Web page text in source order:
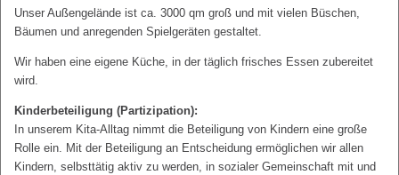
Unser Außengelände ist ca. 3000 qm groß und mit vielen Büschen,
Bäumen und anregenden Spielgeräten gestaltet.
Wir haben eine eigene Küche, in der täglich frisches Essen zubereitet
wird.
Kinderbeteiligung (Partizipation):
In unserem Kita-Alltag nimmt die Beteiligung von Kindern eine große
Rolle ein. Mit der Beteiligung an Entscheidung ermöglichen wir allen
Kindern, selbsttätig aktiv zu werden, in sozialer Gemeinschaft mit und